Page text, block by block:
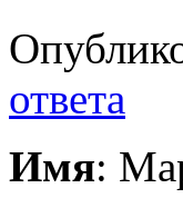
ответа
Имя: